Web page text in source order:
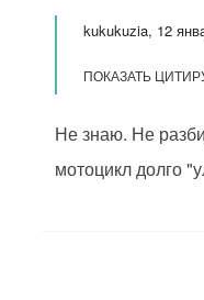
kukukuzia, 12
ПОКАЗАТЬ
Не знаю. Не
мотоцикл долго